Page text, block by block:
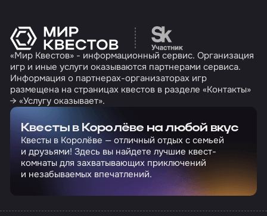
Перейти на сайт
«Мир Квестов» - информационный сервис. Организация
игр и иные услуги оказываются партнерами сервиса.
Информация о партнерах-организаторах игр
размещена на страницах квестов в разделе «Контакты»
→ «Услугу оказывает».
Квесты в Королёве на любой вкус
Квесты в Королёве — отличный отдых с семьей
и друзьями! Здесь вы найдете лучшие квест-
комнаты для захватывающих приключений
и незабываемых впечатлений.